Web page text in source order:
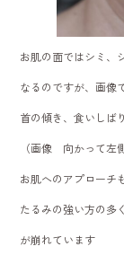
お肌の面ではシミ、
なるのですが、画像
首の傾き、食いしば
（画像 向かって左側
お肌へのアプローチ
たるみの強い方の多
が崩れています